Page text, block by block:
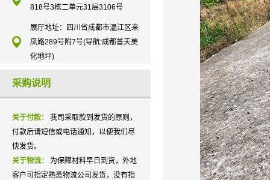
818号3栋二单元31层3106号
展厅地址：四川省成都市温江区来
凤路289号附7号(导航:成都普天美
化地坪)
采购说明
关于付款：
我司采取款到发货的原则，
付款后请短信或电话通知，以便我们尽
快发货。
关于物流：
为保障材料早日到货，外地
客户可指定熟悉物流公司发货，没有指